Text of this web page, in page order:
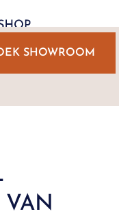
SHOWROOM
VAN